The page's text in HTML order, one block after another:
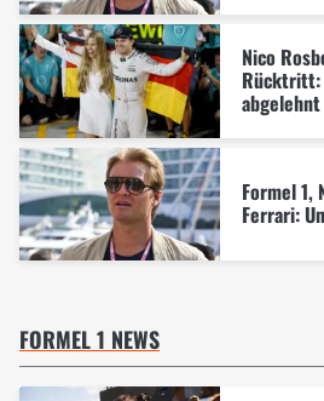
Nico
Rücktritt:
abgelehnt
Formel 1,
Ferrari:
FORMEL 1 NEWS